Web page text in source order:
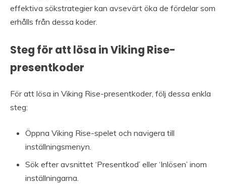
effektiva sökstrategier kan avsevärt öka de fördelar som
erhålls från dessa koder.
Steg för att lösa in Viking Rise-
presentkoder
För att lösa in Viking Rise-presentkoder, följ dessa enkla
steg:
Öppna Viking Rise-spelet och navigera till
inställningsmenyn.
Sök efter avsnittet ‘Presentkod’ eller ‘Inlösen’ inom
inställningarna.